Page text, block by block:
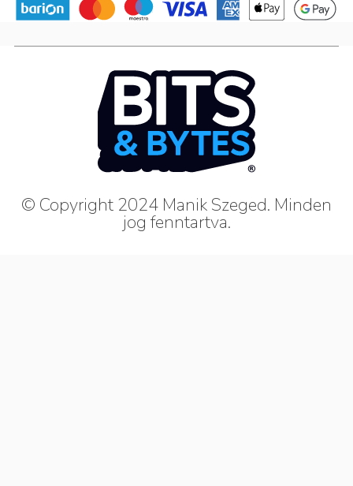
© Copyright 2024 Manik Szeged. Minden
jog fenntartva.